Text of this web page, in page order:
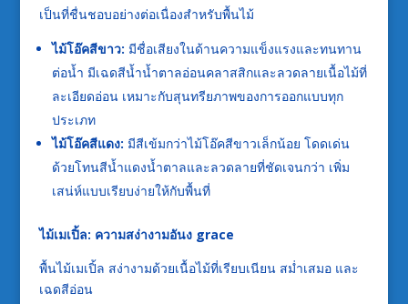
เป็นที่ชื่นชอบอย่างต่อเนื่องสำหรับพื้นไม้
ไม้โอ๊คสีขาว: มีชื่อเสียงในด้านความแข็งแรงและทนทาน
ต่อน้ำ มีเฉดสีน้ำน้ำตาลอ่อนคลาสสิกและลวดลายเนื้อไม้ที่
ละเอียดอ่อน เหมาะกับสุนทรียภาพของการออกแบบทุก
ประเภท
ไม้โอ๊คสีแดง: มีสีเข้มกว่าไม้โอ๊คสีขาวเล็กน้อย โดดเด่น
ด้วยโทนสีน้ำแดงน้ำตาลและลวดลายที่ชัดเจนกว่า เพิ่ม
เสน่ห์แบบเรียบง่ายให้กับพื้นที่
ไม้เมเปิ้ล: ความสง่างามอันง grace
พื้นไม้เมเปิ้ล สง่างามด้วยเนื้อไม้ที่เรียบเนียน สม่ำเสมอ และ
เฉดสีอ่อน